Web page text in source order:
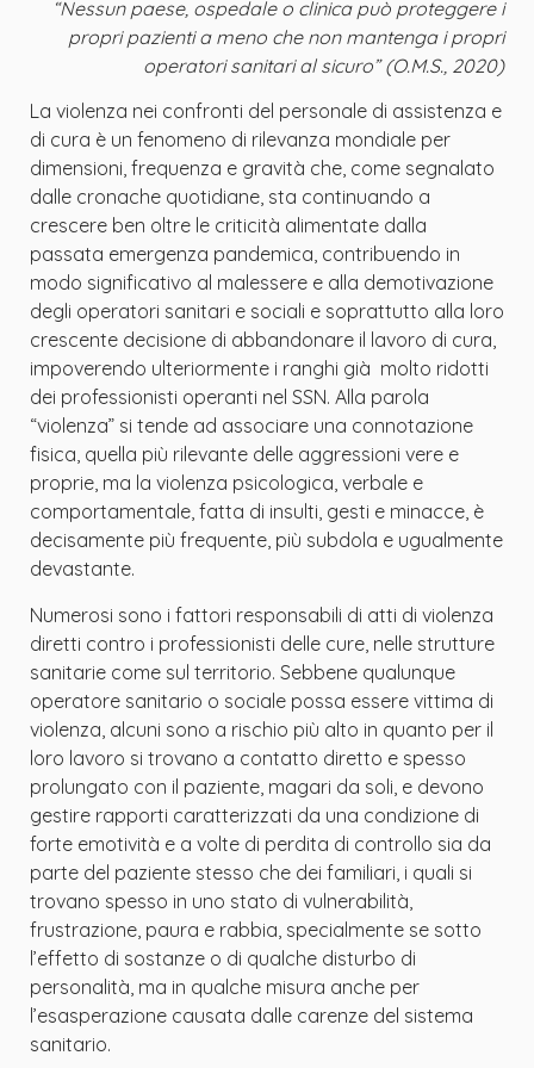
“Nessun paese, ospedale o clinica può proteggere i
propri pazienti a meno che non mantenga i propri
operatori sanitari al sicuro” (O.M.S., 2020)
La violenza nei confronti del personale di assistenza e
di cura è un fenomeno di rilevanza mondiale per
dimensioni, frequenza e gravità che, come segnalato
dalle cronache quotidiane, sta continuando a
crescere ben oltre le criticità alimentate dalla
passata emergenza pandemica, contribuendo in
modo significativo al malessere e alla demotivazione
degli operatori sanitari e sociali e soprattutto alla loro
crescente decisione di abbandonare il lavoro di cura,
impoverendo ulteriormente i ranghi già molto ridotti
dei professionisti operanti nel SSN. Alla parola
“violenza” si tende ad associare una connotazione
fisica, quella più rilevante delle aggressioni vere e
proprie, ma la violenza psicologica, verbale e
comportamentale, fatta di insulti, gesti e minacce, è
decisamente più frequente, più subdola e ugualmente
devastante.
Numerosi sono i fattori responsabili di atti di violenza
diretti contro i professionisti delle cure, nelle strutture
sanitarie come sul territorio. Sebbene qualunque
operatore sanitario o sociale possa essere vittima di
violenza, alcuni sono a rischio più alto in quanto per il
loro lavoro si trovano a contatto diretto e spesso
prolungato con il paziente, magari da soli, e devono
gestire rapporti caratterizzati da una condizione di
forte emotività e a volte di perdita di controllo sia da
parte del paziente stesso che dei familiari, i quali si
trovano spesso in uno stato di vulnerabilità,
frustrazione, paura e rabbia, specialmente se sotto
l’effetto di sostanze o di qualche disturbo di
personalità, ma in qualche misura anche per
l’esasperazione causata dalle carenze del sistema
sanitario.